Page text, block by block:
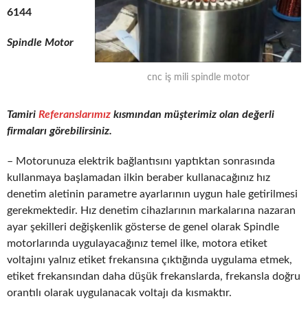
cnc iş mili spindle motor
6144
Spindle Motor
Tamiri Referanslarımız kısmından müşterimiz olan değerli
firmaları görebilirsiniz.
– Motorunuza elektrik bağlantısını yaptıktan sonrasında
kullanmaya başlamadan ilkin beraber kullanacağınız hız
denetim aletinin parametre ayarlarının uygun hale getirilmesi
gerekmektedir. Hız denetim cihazlarının markalarına nazaran
ayar şekilleri değişkenlik gösterse de genel olarak Spindle
motorlarında uygulayacağınız temel ilke, motora etiket
voltajını yalnız etiket frekansına çıktığında uygulama etmek,
etiket frekansından daha düşük frekanslarda, frekansla doğru
orantılı olarak uygulanacak voltajı da kısmaktır.